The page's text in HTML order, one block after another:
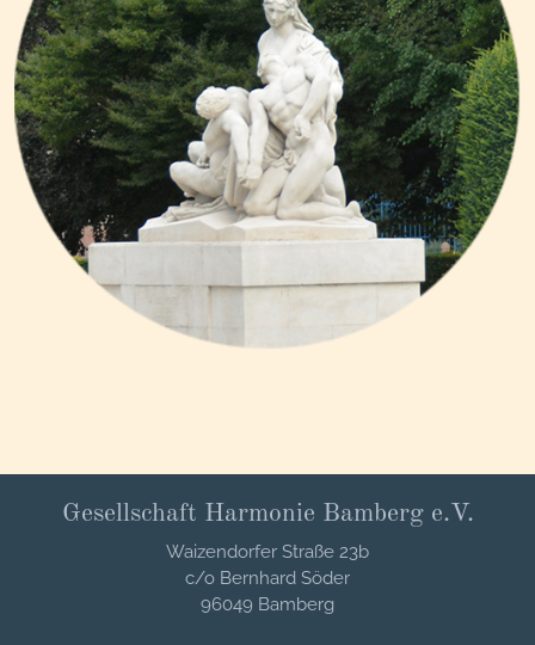
Gesellschaft Harmonie Bamberg e.V.
Waizendorfer Straße 23b
c/o Bernhard Söder
96049 Bamberg